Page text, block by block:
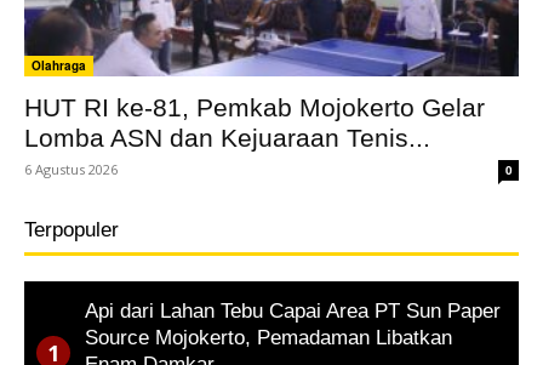
Olahraga
HUT RI ke-81, Pemkab Mojokerto Gelar
Lomba ASN dan Kejuaraan Tenis...
6 Agustus 2026 0
Terpopuler
Api dari Lahan Tebu Capai Area PT Sun Paper
Source Mojokerto, Pemadaman Libatkan